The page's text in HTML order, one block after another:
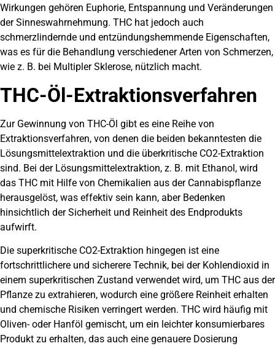
Wirkungen gehören Euphorie, Entspannung und Veränderungen
der Sinneswahrnehmung. THC hat jedoch auch
schmerzlindernde und entzündungshemmende Eigenschaften,
was es für die Behandlung verschiedener Arten von Schmerzen,
wie z. B. bei Multipler Sklerose, nützlich macht.
THC-Öl-Extraktionsverfahren
Zur Gewinnung von THC-Öl gibt es eine Reihe von
Extraktionsverfahren, von denen die beiden bekanntesten die
Lösungsmittelextraktion und die überkritische CO2-Extraktion
sind. Bei der Lösungsmittelextraktion, z. B. mit Ethanol, wird
das THC mit Hilfe von Chemikalien aus der Cannabispflanze
herausgelöst, was effektiv sein kann, aber Bedenken
hinsichtlich der Sicherheit und Reinheit des Endprodukts
aufwirft.
Die superkritische CO2-Extraktion hingegen ist eine
fortschrittlichere und sicherere Technik, bei der Kohlendioxid in
einem superkritischen Zustand verwendet wird, um THC aus der
Pflanze zu extrahieren, wodurch eine größere Reinheit erhalten
und chemische Risiken verringert werden. THC wird häufig mit
Oliven- oder Hanföl gemischt, um ein leichter konsumierbares
Produkt zu erhalten, das auch eine genauere Dosierung